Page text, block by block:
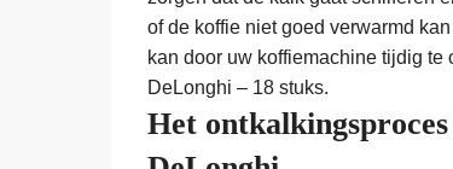
of de koffie niet goed verwarmd
kan door uw koffiemachine tijdig
DeLonghi – 18 stuks.
Het